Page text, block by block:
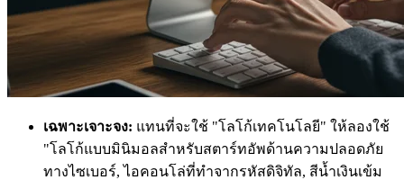
เฉพาะเจาะจง: แทนที่จะใช้ "โลโก้เทคโนโลยี" ให้ลองใช้
"โลโก้แบบมินิมอลสำหรับสตาร์ทอัพด้านความปลอดภัย
ทางไซเบอร์, ไอคอนโล่ที่ทำจากรหัสดิจิทัล, สีน้ำเงินเข้ม